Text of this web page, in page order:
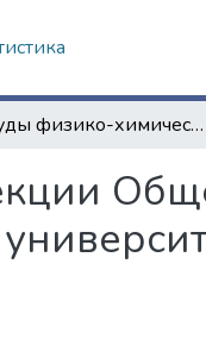
Труды физико-химической секции Общества опытных наук при Императорском Харьковском университете. Год XXI. Отчеты о заседаниях в 1893 г.